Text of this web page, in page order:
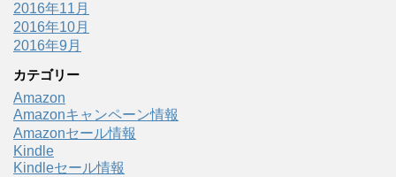
2016年11月
2016年10月
2016年9月
カテゴリー
Amazon
Amazonキャンペーン情報
Amazonセール情報
Kindle
Kindleセール情報